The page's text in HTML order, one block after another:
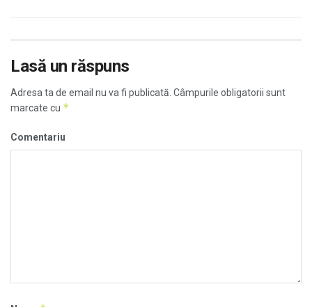
Lasă un răspuns
Adresa ta de email nu va fi publicată. Câmpurile obligatorii sunt
marcate cu *
Comentariu